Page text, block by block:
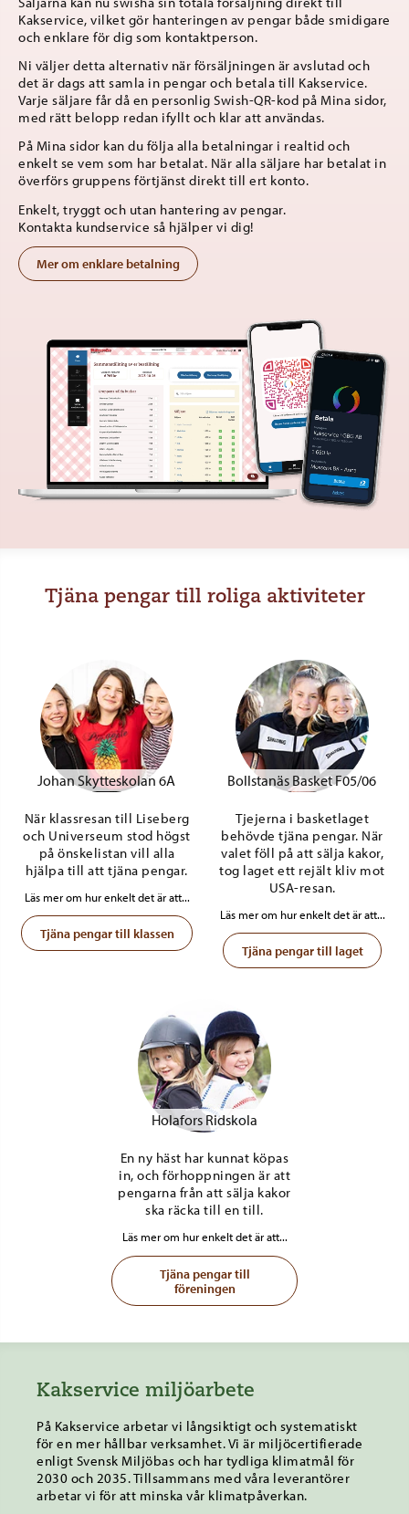
Mobil
E-post
Meddelande
Antal säljkataloger ni vill beställa:
Tips: 2 kataloger per säljare
Skicka beställning
Infopaketet får ni inom 1-2 dagar
Kakservice, vilket gör hanteringen av pengar både smidigare
och enklare för dig som kontaktperson.
Ni väljer detta alternativ när försäljningen är avslutad och
det är dags att samla in pengar och betala till Kakservice.
Varje säljare får då en personlig Swish-QR-kod på Mina sidor,
med rätt belopp redan ifyllt och klar att användas.
På Mina sidor kan du följa alla betalningar i realtid och
enkelt se vem som har betalat. När alla säljare har betalat in
överförs gruppens förtjänst direkt till ert konto.
Enkelt, tryggt och utan hantering av pengar.
Kontakta kundservice så hjälper vi dig!
Mer om enklare betalning
Tjäna pengar till roliga aktiviteter
Johan Skytteskolan 6A
När klassresan till Liseberg
och Universeum stod högst
på önskelistan vill alla
hjälpa till att tjäna pengar.
Läs mer om hur enkelt det är att...
Tjäna pengar till klassen
Bollstanäs Basket F05/06
Tjejerna i basketlaget
behövde tjäna pengar. När
valet föll på att sälja kakor,
tog laget ett rejält kliv mot
USA-resan.
Läs mer om hur enkelt det är att...
Tjäna pengar till laget
Holafors Ridskola
En ny häst har kunnat köpas
in, och förhoppningen är att
pengarna från att sälja kakor
ska räcka till en till.
Läs mer om hur enkelt det är att...
Tjäna pengar till
föreningen
Kakservice miljöarbete
På Kakservice arbetar vi långsiktigt och systematiskt
för en mer hållbar verksamhet. Vi är miljöcertifierade
enligt Svensk Miljöbas och har tydliga klimatmål för
2030 och 2035. Tillsammans med våra leverantörer
arbetar vi för att minska vår klimatpåverkan.